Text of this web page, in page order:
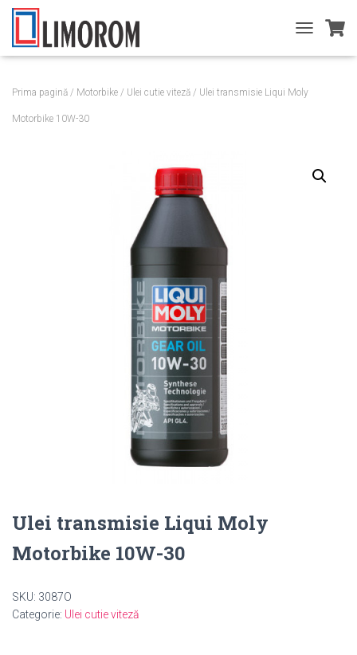
O
L
Prima pagină / Motorbike / Ulei cutie viteză / Ulei transmisie Liqui Moly
Motorbike 10W-30
Ulei transmisie Liqui Moly
Motorbike 10W-30
SKU: 3087O
Categorie: Ulei cutie viteză